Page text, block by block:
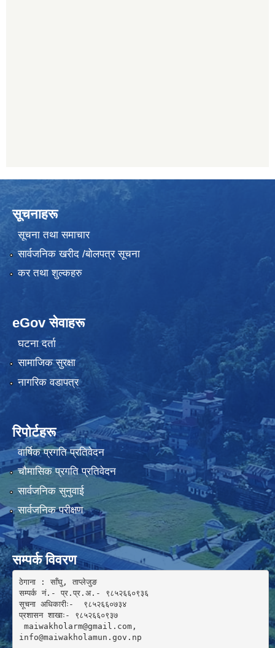
सूचनाहरू
सूचना तथा समाचार
सार्वजनिक खरीद /बोलपत्र सूचना
कर तथा शुल्कहरु
eGov सेवाहरू
घटना दर्ता
सामाजिक सुरक्षा
नागरिक वडापत्र
रिपोर्टहरू
वार्षिक प्रगति प्रतिवेदन
चौमासिक प्रगति प्रतिवेदन
सार्वजनिक सुनुवाई
सार्वजनिक परीक्षण
सम्पर्क विवरण
ठेगाना : साँघु, ताप्लेजुङ
सम्पर्क नं.- प्र.प्र.अ.- ९८५२६६०९३६
सूचना अधिकारीः-  ९८५२६६०७३४
प्रशासन शाखाः- ९८५२६६०९३७
maiwakholarm@gmail.com,
info@maiwakholamun.gov.np